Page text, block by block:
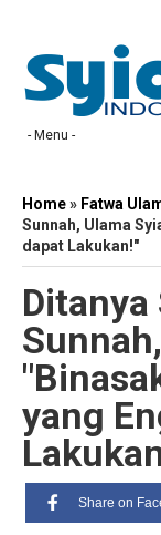
Home» Fatwa
Sunnah, Ulama
dapat Lakukan!"
yang
Share on